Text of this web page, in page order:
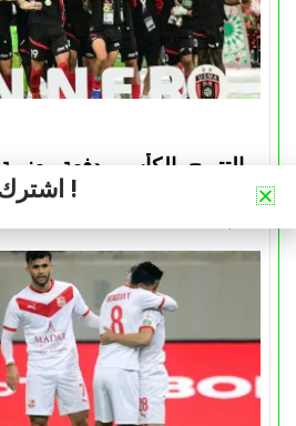
التتويج بالكأس.. دفعة
موقعة الزمالك
اشترك في نشرتنا الإخبارية !